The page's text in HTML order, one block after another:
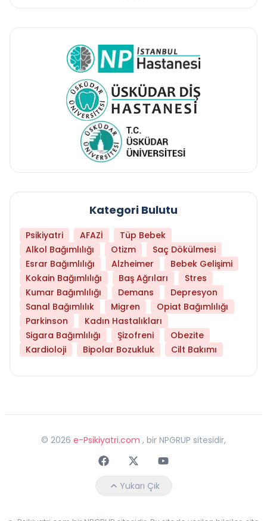
Kategori Bulutu
Psikiyatri AFAZİ
Tüp Bebek
Alkol Bağımlılığı
Otizm
Saç Dökülmesi
Esrar Bağımlılığı
Alzheimer
Bebek Gelişimi
Kokain Bağımlılığı
Baş Ağrıları
Stres
Kumar Bağımlılığı
Demans
Depresyon
Sanal Bağımlılık
Migren
Opiat Bağımlılığı
Parkinson
Kadın Hastalıkları
Sigara Bağımlılığı
Şizofreni
Obezite
Kardioloji
Bipolar Bozukluk Cilt Bakımı
© 2026 e-Psikiyatri.com , bir NPGRUP sitesidir,
FaceebokTwitterYoutube
Yukarı Çık